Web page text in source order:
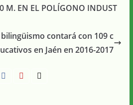
M. EN EL POLÍGONO INDUST
contará con 109 c
en Jaén en 2016-2017